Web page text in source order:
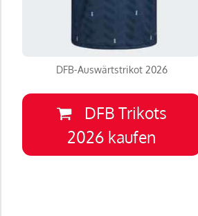
DFB-Auswärtstrikot 2026
DFB Trikots
2026 kaufen